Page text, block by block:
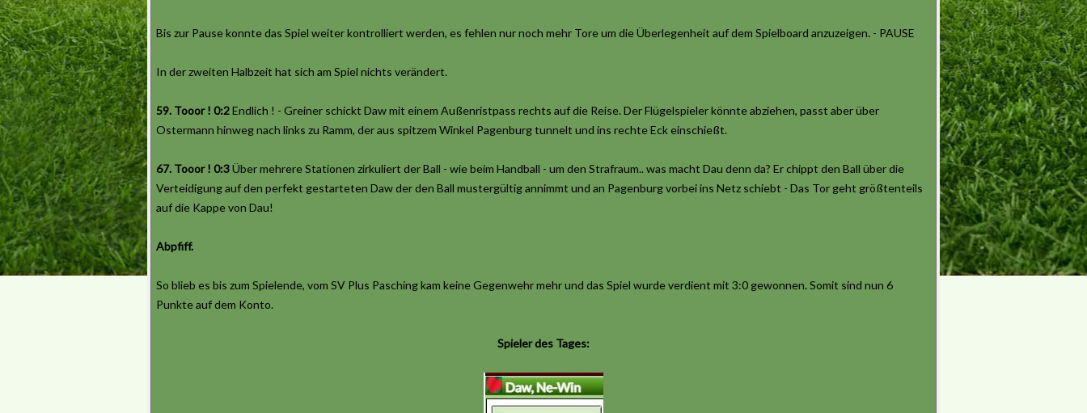
Bis zur Pause konnte das Spiel weiter kontrolliert werden, es fehlen nur noch mehr Tore um die Überlegenheit auf dem Spielboard anzuzeigen. - PAUSE
In der zweiten Halbzeit hat sich am Spiel nichts verändert.
59. Tooor ! 0:2Endlich ! - Greiner schickt Daw mit einem Außenristpass rechts auf die Reise. Der Flügelspieler könnte abziehen, passt aber über
Ostermann hinweg nach links zu Ramm, der aus spitzem Winkel Pagenburg tunnelt und ins rechte Eck einschießt.
67. Tooor ! 0:3Über mehrere Stationen zirkuliert der Ball - wie beim Handball - um den Strafraum.. was macht Dau denn da? Er chippt den Ball über die
Verteidigung auf den perfekt gestarteten Daw der den Ball mustergültig annimmt und an Pagenburg vorbei ins Netz schiebt - Das Tor geht größtenteils
auf die Kappe von Dau!
Abpfiff.
So blieb es bis zum Spielende, vom SV Plus Pasching kam keine Gegenwehr mehr und das Spiel wurde verdient mit 3:0 gewonnen. Somit sind nun 6
Punkte auf dem Konto.
Spieler des Tages: